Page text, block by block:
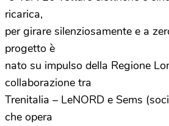
ricarica,
per girare silenziosamente e a
progetto è
nato su impulso della Regione
collaborazione tra
Trenitalia – LeNORD e Sems
che opera